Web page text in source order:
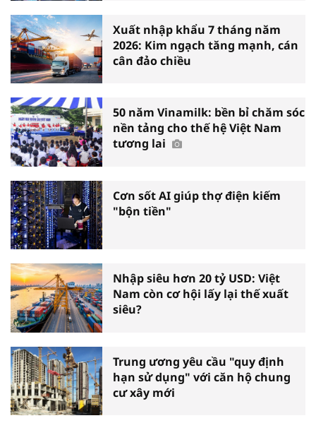
Xuất nhập khẩu 7 tháng năm
2026: Kim ngạch tăng mạnh, cán
cân đảo chiều
50 năm Vinamilk: bền bỉ chăm sóc
nền tảng cho thế hệ Việt Nam
tương lai
Cơn sốt AI giúp thợ điện kiếm
"bộn tiền"
Nhập siêu hơn 20 tỷ USD: Việt
Nam còn cơ hội lấy lại thế xuất
siêu?
Trung ương yêu cầu "quy định
hạn sử dụng" với căn hộ chung
cư xây mới